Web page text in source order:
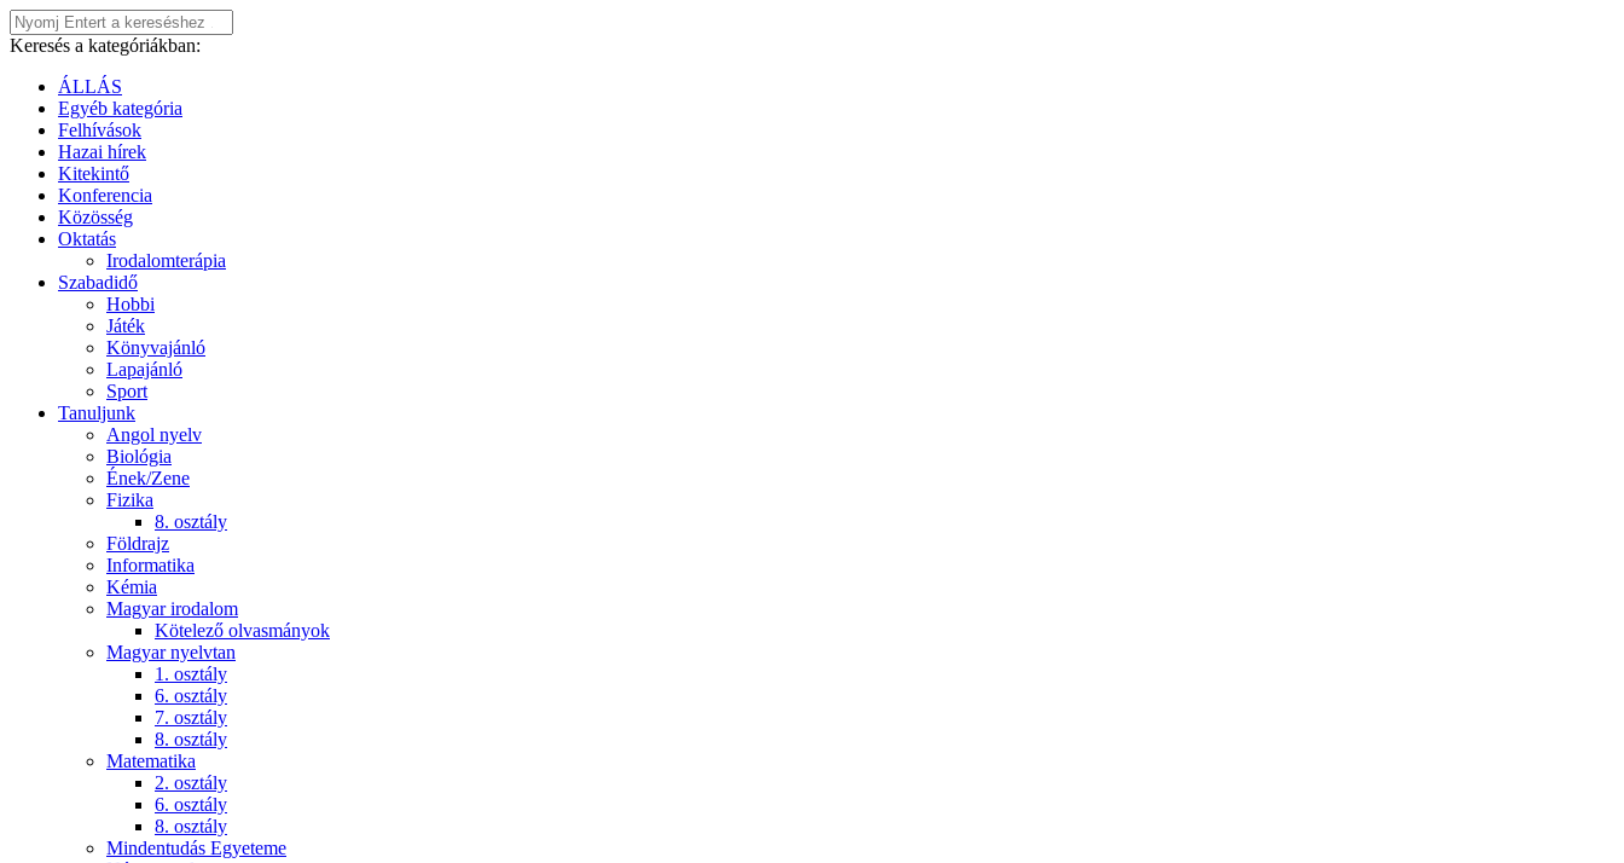
Keresés a kategóriákban:
ÁLLÁS
Egyéb kategória
Felhívások
Hazai hírek
Kitekintő
Konferencia
Közösség
Oktatás
Irodalomterápia
Szabadidő
Hobbi
Játék
Könyvajánló
Lapajánló
Sport
Tanuljunk
Angol nyelv
Biológia
Ének/Zene
Fizika
8. osztály
Földrajz
Informatika
Kémia
Magyar irodalom
Kötelező olvasmányok
Magyar nyelvtan
1. osztály
6. osztály
7. osztály
8. osztály
Matematika
2. osztály
6. osztály
8. osztály
Mindentudás Egyeteme